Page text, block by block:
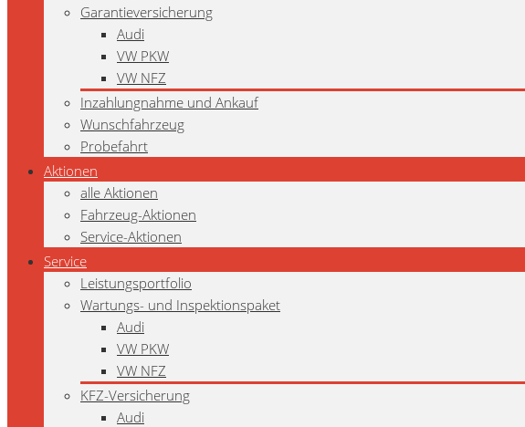
Garantieversicherung
Audi
VW PKW
VW NFZ
Inzahlungnahme und Ankauf
Wunschfahrzeug
Probefahrt
Aktionen
alle Aktionen
Fahrzeug-Aktionen
Service-Aktionen
Service
Leistungsportfolio
Wartungs- und Inspektionspaket
Audi
VW PKW
VW NFZ
KFZ-Versicherung
Audi